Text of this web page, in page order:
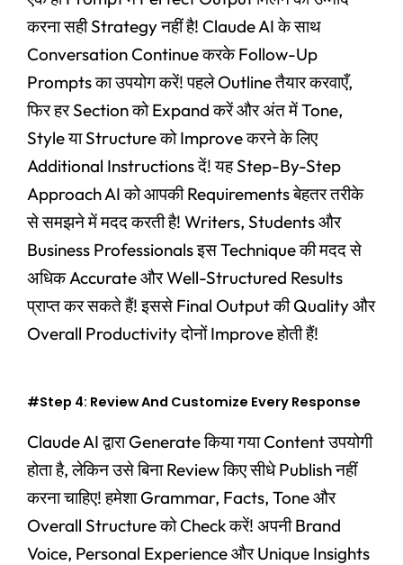
करना सही Strategy नहीं है! Claude AI के साथ
Conversation Continue करके Follow-Up
Prompts का उपयोग करें! पहले Outline तैयार करवाएँ,
फिर हर Section को Expand करें और अंत में Tone,
Style या Structure को Improve करने के लिए
Additional Instructions दें! यह Step-By-Step
Approach AI को आपकी Requirements बेहतर तरीके
से समझने में मदद करती है! Writers, Students और
Business Professionals इस Technique की मदद से
अधिक Accurate और Well-Structured Results
प्राप्त कर सकते हैं! इससे Final Output की Quality और
Overall Productivity दोनों Improve होती हैं!
#Step 4: Review And Customize Every Response
Claude AI द्वारा Generate किया गया Content उपयोगी
होता है, लेकिन उसे बिना Review किए सीधे Publish नहीं
करना चाहिए! हमेशा Grammar, Facts, Tone और
Overall Structure को Check करें! अपनी Brand
Voice, Personal Experience और Unique Insights